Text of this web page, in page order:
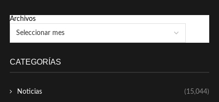
Archivos
CATEGORÍAS
Noticias (15,044)